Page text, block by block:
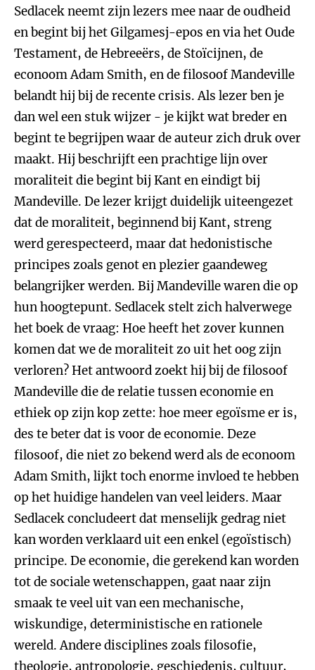
Sedlacek neemt zijn lezers mee naar de oudheid
en begint bij het Gilgamesj-epos en via het Oude
Testament, de Hebreeërs, de Stoïcijnen, de
econoom Adam Smith, en de filosoof Mandeville
belandt hij bij de recente crisis. Als lezer ben je
dan wel een stuk wijzer - je kijkt wat breder en
begint te begrijpen waar de auteur zich druk over
maakt. Hij beschrijft een prachtige lijn over
moraliteit die begint bij Kant en eindigt bij
Mandeville. De lezer krijgt duidelijk uiteengezet
dat de moraliteit, beginnend bij Kant, streng
werd gerespecteerd, maar dat hedonistische
principes zoals genot en plezier gaandeweg
belangrijker werden. Bij Mandeville waren die op
hun hoogtepunt. Sedlacek stelt zich halverwege
het boek de vraag: Hoe heeft het zover kunnen
komen dat we de moraliteit zo uit het oog zijn
verloren? Het antwoord zoekt hij bij de filosoof
Mandeville die de relatie tussen economie en
ethiek op zijn kop zette: hoe meer egoïsme er is,
des te beter dat is voor de economie. Deze
filosoof, die niet zo bekend werd als de econoom
Adam Smith, lijkt toch enorme invloed te hebben
op het huidige handelen van veel leiders. Maar
Sedlacek concludeert dat menselijk gedrag niet
kan worden verklaard uit een enkel (egoïstisch)
principe. De economie, die gerekend kan worden
tot de sociale wetenschappen, gaat naar zijn
smaak te veel uit van een mechanische,
wiskundige, deterministische en rationele
wereld. Andere disciplines zoals filosofie,
theologie, antropologie, geschiedenis, cultuur,